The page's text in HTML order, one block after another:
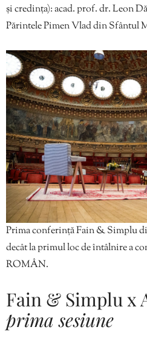
și credința): acad. prof. dr. Leon
Părintele Pimen Vlad din Sfântul
Prima conferință Fain & Simplu
decât la primul loc de întâlnire a
ROMÂN.
Fain & Simplu x
prima sesiune